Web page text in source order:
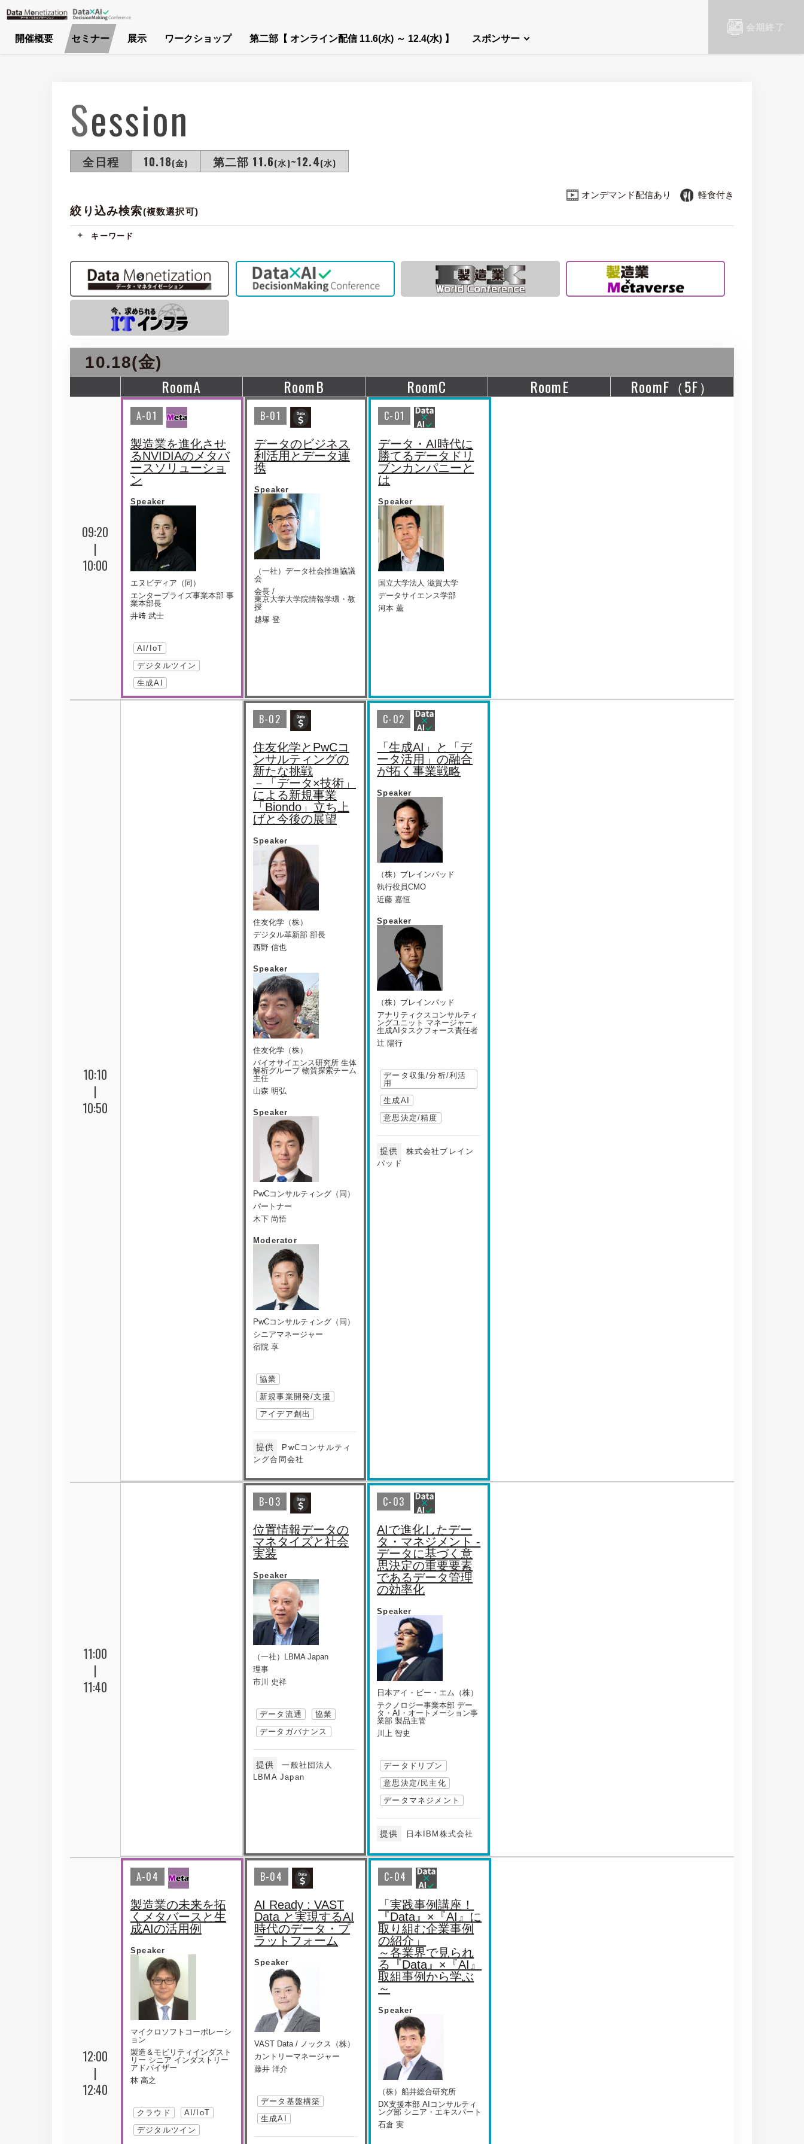
開催概要
セミナー 展示 ワークショップ 第二部【 オンライン配信 11.6(水) ～ 12.4(水) 】 スポンサー
Session
全日程 10.18(金) 第二部 11.6(水)~12.4(水)
オンデマンド配信あり 軽食付き
絞り込み検索(複数選択可)
キーワード
10.18(金)
RoomA RoomB RoomC RoomE RoomF（5F）
09:20
|
10:00
A-01
製造業を進化させ
るNVIDIAのメタバ
ースソリューショ
ン
Speaker
エヌビディア（同）
エンタープライズ事業本部 事
業本部長
井﨑 武士
AI/IoT
デジタルツイン
生成AI
B-01
データのビジネス
利活用とデータ連
携
Speaker
（一社）データ社会推進協議
会
会長 /
東京大学大学院情報学環・教
授
越塚 登
C-01
データ・AI時代に
勝てるデータドリ
ブンカンパニーと
は
Speaker
国⽴⼤学法⼈ 滋賀⼤学
データサイエンス学部
河本 薫
10:10
|
10:50
B-02
住友化学とPwCコ
ンサルティングの
新たな挑戦
－「データ×技術」
による新規事業
「Biondo」立ち上
げと今後の展望
Speaker
住友化学（株）
デジタル革新部 部長
西野 信也
Speaker
住友化学（株）
バイオサイエンス研究所 生体
解析グループ 物質探索チーム
主任
山森 明弘
Speaker
PwCコンサルティング（同）
パートナー
木下 尚悟
Moderator
PwCコンサルティング（同）
シニアマネージャー
宿院 享
協業
新規事業開発/支援
アイデア創出
提供
PwCコンサルティ
ング合同会社
C-02
「生成AI」と「デ
ータ活用」の融合
が拓く事業戦略
Speaker
（株）ブレインパッド
執行役員CMO
近藤 嘉恒
Speaker
（株）ブレインパッド
アナリティクスコンサルティ
ングユニット マネージャー
生成AIタスクフォース責任者
辻 陽行
データ収集/分析/利活
用
生成AI
意思決定/精度
提供
株式会社ブレイン
パッド
11:00
|
11:40
B-03
位置情報データの
マネタイズと社会
実装
Speaker
（一社）LBMA Japan
理事
市川 史祥
データ流通
協業
データガバナンス
提供
一般社団法人
LBMA Japan
C-03
AIで進化したデー
タ・マネジメント -
データに基づく意
思決定の重要要素
であるデータ管理
の効率化
Speaker
日本アイ・ビー・エム（株）
テクノロジー事業本部 デー
タ・AI・オートメーション事
業部 製品主管
川上 智史
データドリブン
意思決定/民主化
データマネジメント
提供 日本IBM株式会社
12:00
|
12:40
A-04
製造業の未来を拓
くメタバースと生
成AIの活用例
Speaker
マイクロソフトコーポレーシ
ョン
製造＆モビリティインダスト
リー シニア インダストリー
アドバイザー
林 高之
クラウド
AI/IoT
デジタルツイン
B-04
AI Ready : VAST
Data と実現するAI
時代のデータ・プ
ラットフォーム
Speaker
VAST Data / ノックス（株）
カントリーマネージャー
藤井 洋介
データ基盤構築
生成AI
C-04
「実践事例講座！
『Data』×『AI』に
取り組む企業事例
の紹介」
～各業界で見られ
る『Data』×『AI』
取組事例から学ぶ
～
Speaker
（株）船井総合研究所
DX支援本部 AIコンサルティ
ング部 シニア・エキスパート
石倉 実